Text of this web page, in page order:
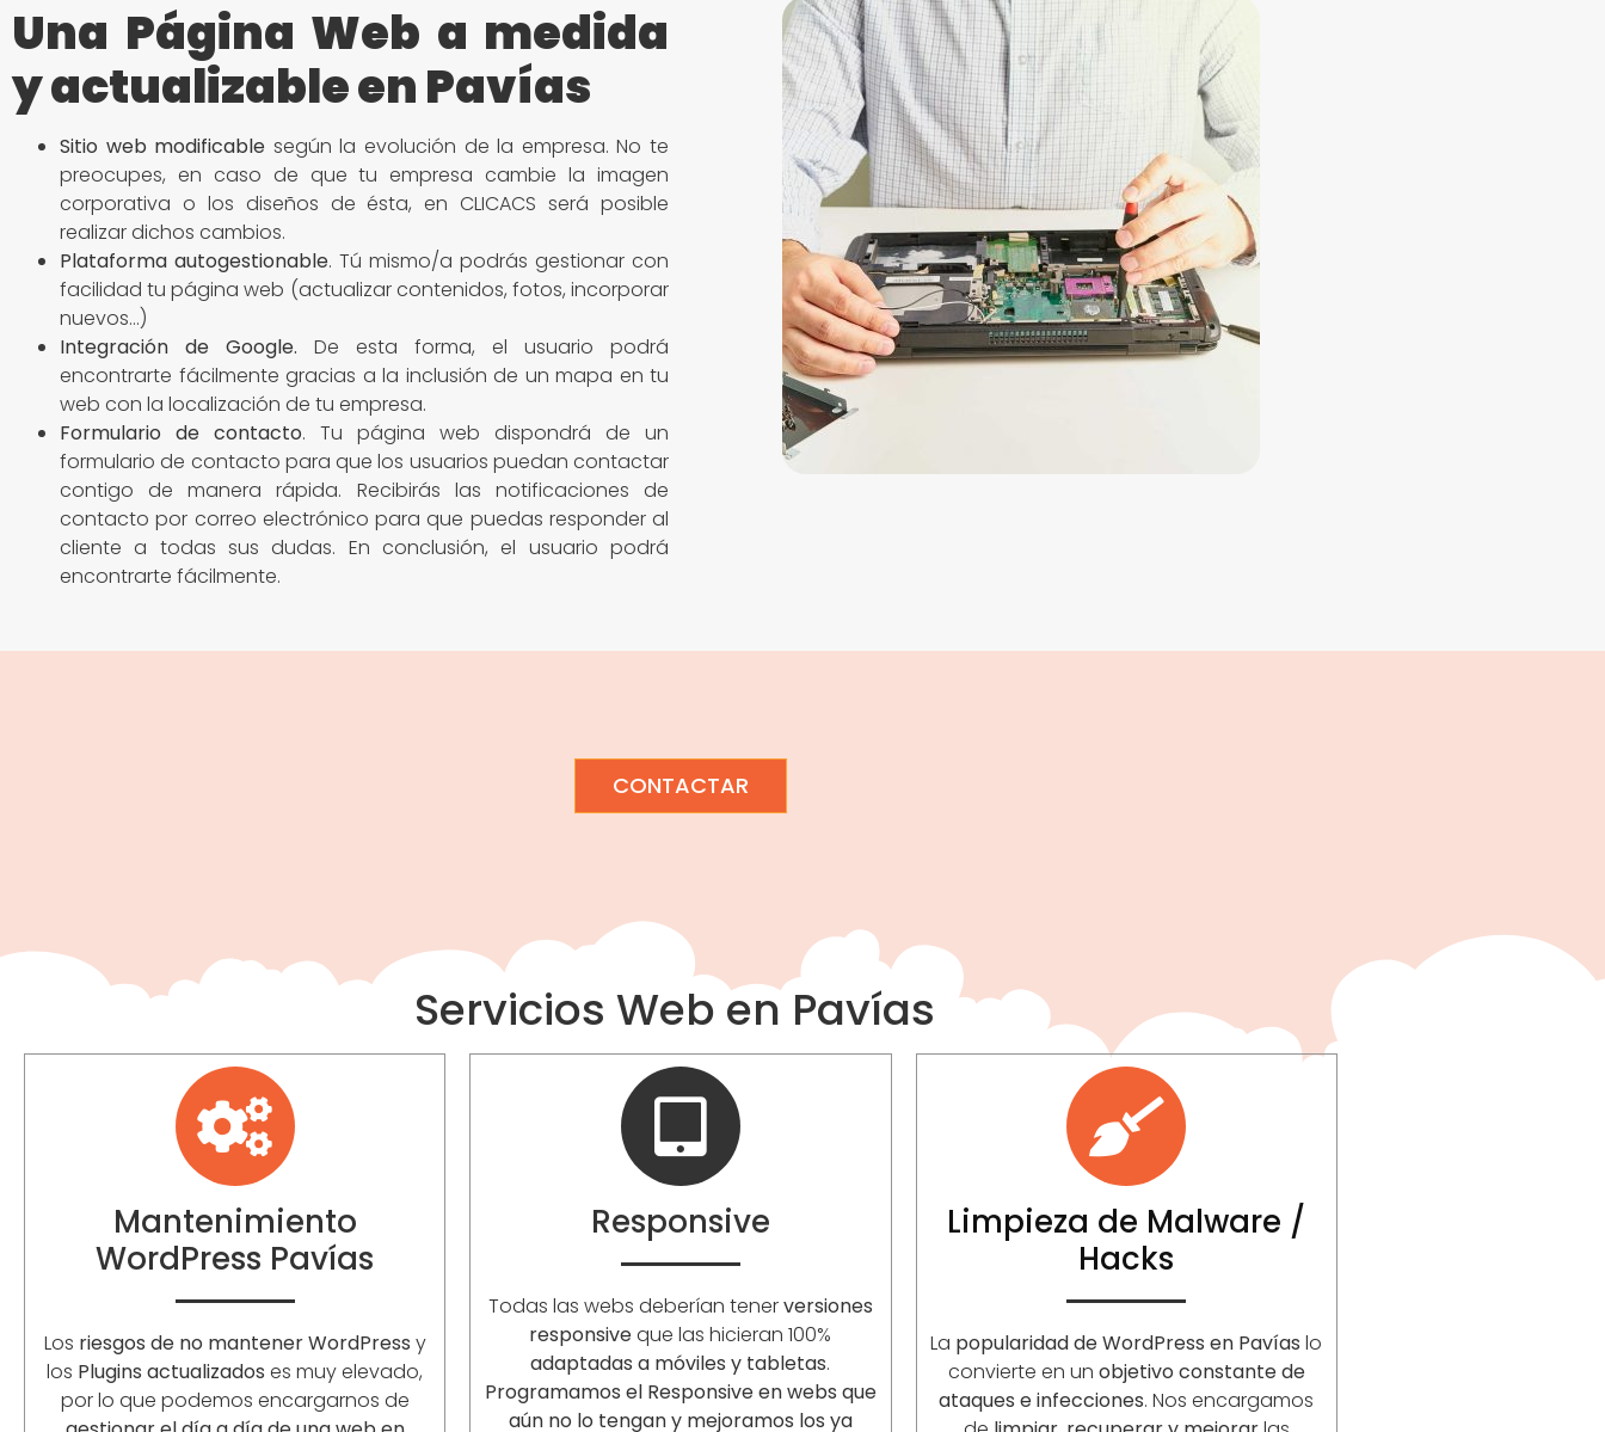
Una Página Web a medida
y actualizable en Pavías
Sitio web modificable según la evolución de la empresa. No te
preocupes, en caso de que tu empresa cambie la imagen
corporativa o los diseños de ésta, en CLICACS será posible
realizar dichos cambios.
Plataforma autogestionable. Tú mismo/a podrás gestionar con
facilidad tu página web (actualizar contenidos, fotos, incorporar
nuevos…)
Integración de Google. De esta forma, el usuario podrá
encontrarte fácilmente gracias a la inclusión de un mapa en tu
web con la localización de tu empresa.
Formulario de contacto. Tu página web dispondrá de un
formulario de contacto para que los usuarios puedan contactar
contigo de manera rápida. Recibirás las notificaciones de
contacto por correo electrónico para que puedas responder al
cliente a todas sus dudas. En conclusión, el usuario podrá
encontrarte fácilmente.
CONTACTAR
Servicios Web en Pavías
Mantenimiento
WordPress Pavías
Los riesgos de no mantener WordPress y
los Plugins actualizados es muy elevado,
por lo que podemos encargarnos de
Responsive
Todas las webs deberían tenerversiones
responsiveque las hicieran 100%
adaptadas a móviles y tabletas.
Programamos el Responsive en webs que
aún no lo tengan y mejoramos los ya
Limpieza de Malware /
Hacks
La popularidad de WordPress en Pavíaslo
convierte en un objetivo constante de
ataques e infecciones. Nos encargamos